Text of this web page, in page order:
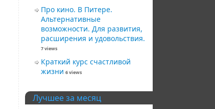
Про кино. В Питере.
Альтернативные
возможности. Для развития,
расширения и удовольствия.
7 views
Краткий курс счастливой
жизни 6 views
Лучшее за месяц